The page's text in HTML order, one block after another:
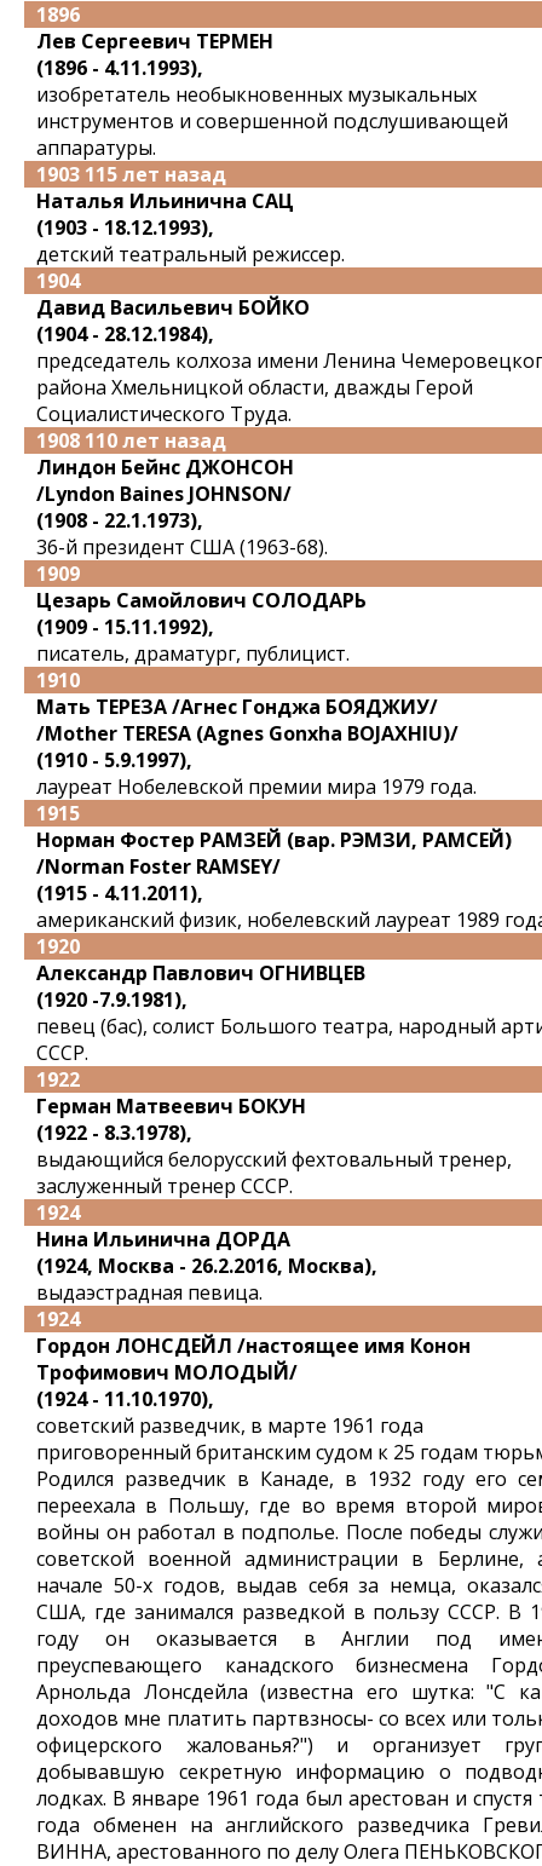
1896
Лев Сергеевич ТЕРМЕН
(1896 - 4.11.1993),
изобретатель необыкновенных музыкальных
инструментов и совершенной подслушивающей
аппаратуры.
1903 115 лет назад
Наталья Ильинична САЦ
(1903 - 18.12.1993),
детский театральный режиссер.
1904
Давид Васильевич БОЙКО
(1904 - 28.12.1984),
председатель колхоза имени Ленина
района Хмельницкой области, дважды Герой
Социалистического Труда.
1908 110 лет назад
Линдон Бейнс ДЖОНСОН
/Lyndon Baines JOHNSON/
(1908 - 22.1.1973),
36-й президент США (1963-68).
1909
Цезарь Самойлович СОЛОДАРЬ
(1909 - 15.11.1992),
писатель, драматург, публицист.
1910
Мать ТЕРЕЗА /Агнес Гонджа БОЯДЖИУ/
/Mother TERESA (Agnes Gonxha BOJAXHIU)/
(1910 - 5.9.1997),
лауреат Нобелевской премии мира 1979 года.
1915
Норман Фостер РАМЗЕЙ (вар. РЭМЗИ, РАМСЕЙ)
/Norman Foster RAMSEY/
(1915 - 4.11.2011),
американский физик, нобелевский лауреат 1989
1920
Александр Павлович ОГНИВЦЕВ
(1920 -7.9.1981),
певец (бас), солист Большого театра, народный
СССР.
1922
Герман Матвеевич БОКУН
(1922 - 8.3.1978),
выдающийся белорусский фехтовальный тренер,
заслуженный тренер СССР.
1924
Нина Ильинична ДОРДА
(1924, Москва - 26.2.2016, Москва),
выдаэстрадная певица.
1924
Гордон ЛОНСДЕЙЛ /настоящее имя Конон
Трофимович МОЛОДЫЙ/
(1924 - 11.10.1970),
советский разведчик, в марте 1961 года
приговоренный британским судом к 25 годам
Родился разведчик в Канаде, в 1932 году его
переехала в Польшу, где во время второй
войны он работал в подполье. После победы
советской военной администрации в Берлине,
начале 50-х годов, выдав себя за немца,
США, где занимался разведкой в пользу СССР. В
году он оказывается в Англии под
преуспевающего канадского бизнесмена
Арнольда Лонсдейла (известна его шутка: "С
доходов мне платить партвзносы- со всех или
офицерского жалованья?") и организует
добывавшую секретную информацию о
лодках. В январе 1961 года был арестован и спустя
года обменен на английского разведчика
ВИННА, арестованного по делу Олега